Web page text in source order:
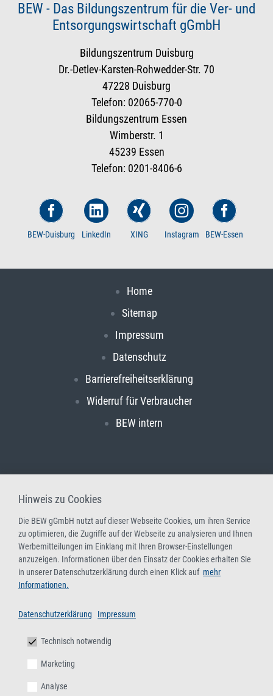
BEW - Das Bildungszentrum für die Ver- und
Entsorgungswirtschaft gGmbH
Bildungszentrum Duisburg
Dr.-Detlev-Karsten-Rohwedder-Str. 70
47228 Duisburg
Telefon: 02065-770-0
Bildungszentrum Essen
Wimberstr. 1
45239 Essen
Telefon: 0201-8406-6
BEW-Duisburg LinkedIn XING Instagram BEW-Essen
Home
Sitemap
Impressum
Datenschutz
Barrierefreiheitserklärung
Widerruf für Verbraucher
BEW intern
Hinweis zu Cookies
Die BEW gGmbH nutzt auf dieser Webseite Cookies, um ihren Service
zu optimieren, die Zugriffe auf der Webseite zu analysieren und Ihnen
Werbemitteilungen im Einklang mit Ihren Browser-Einstellungen
anzuzeigen. Informationen über den Einsatz der Cookies erhalten Sie
in unserer Datenschutzerklärung durch einen Klick auf mehr
Informationen.
Datenschutzerklärung Impressum
Technisch notwendig
Marketing
Analyse